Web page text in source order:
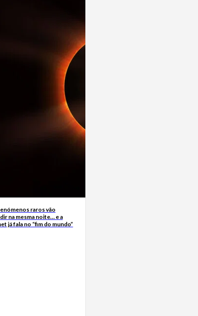
raros vão
na mesma noite… e a
já fala no “fim do mundo”